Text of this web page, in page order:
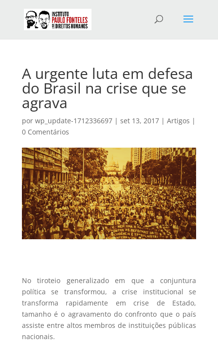
A urgente luta em defesa
do Brasil na crise que se
agrava
por wp_update-1712336697| set 13, 2017| Artigos |
0 Comentários
No tiroteio generalizado em que a conjuntura
política se transformou, a crise institucional se
transforma rapidamente em crise de Estado,
tamanho é o agravamento do confronto que o país
assiste entre altos membros de instituições públicas
nacionais.